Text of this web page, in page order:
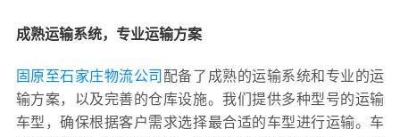
成熟运输系统，专业运输方案
固原至石家庄物流公司 配备了成熟的运输系统和专业的运
输方案，以及完善的仓库设施。我们提供多种型号的运输
车型，确保根据客户需求选择最合适的车型进行运输。车